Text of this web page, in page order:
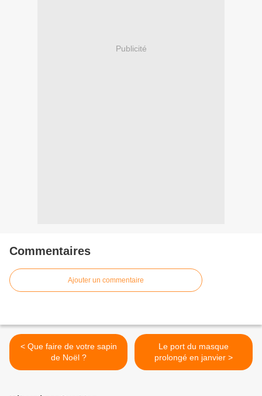
Publicité
Commentaires
Ajouter un commentaire
< Que faire de votre sapin
de Noël ?
Le port du masque
prolongé en janvier >